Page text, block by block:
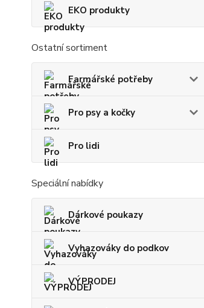
EKO produkty
Ostatní sortiment
Farmářské potřeby
Pro psy a kočky
Pro lidi
Speciální nabídky
Dárkové poukazy
Vyhazováky do podkov
VÝPRODEJ